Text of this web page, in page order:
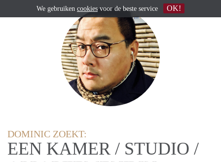
DOMINIC ZOEKT:
EEN KAMER / STUDIO /
We gebruiken cookiesvoor de beste service OK!